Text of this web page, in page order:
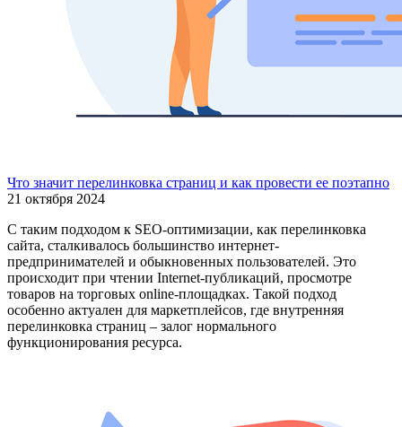
Что значит перелинковка страниц и как провести ее поэтапно
21 октября 2024
С таким подходом к SEO-оптимизации, как перелинковка
сайта, сталкивалось большинство интернет-
предпринимателей и обыкновенных пользователей. Это
происходит при чтении Internet-публикаций, просмотре
товаров на торговых online-площадках. Такой подход
особенно актуален для маркетплейсов, где внутренняя
перелинковка страниц – залог нормального
функционирования ресурса.